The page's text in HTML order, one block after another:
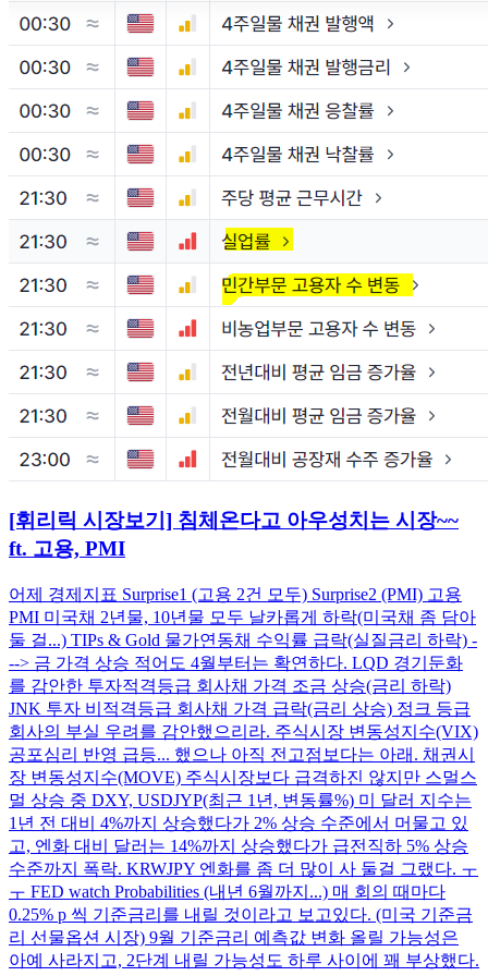
[휘리릭 시장보기] 침체온다고 아우성치는 시장~~
ft. 고용, PMI
어제 경제지표 Surprise1 (고용 2건 모두) Surprise2 (PMI) 고용
PMI 미국채 2년물, 10년물 모두 날카롭게 하락(미국채 좀 담아
둘 걸...) TIPs & Gold 물가연동채 수익률 급락(실질금리 하락) -
--> 금 가격 상승 적어도 4월부터는 확연하다. LQD 경기둔화
를 감안한 투자적격등급 회사채 가격 조금 상승(금리 하락)
JNK 투자 비적격등급 회사채 가격 급락(금리 상승) 정크 등급
회사의 부실 우려를 감안했으리라. 주식시장 변동성지수(VIX)
공포심리 반영 급등... 했으나 아직 전고점보다는 아래. 채권시
장 변동성지수(MOVE) 주식시장보다 급격하진 않지만 스멀스
멀 상승 중 DXY, USDJYP(최근 1년, 변동률%) 미 달러 지수는
1년 전 대비 4%까지 상승했다가 2% 상승 수준에서 머물고 있
고, 엔화 대비 달러는 14%까지 상승했다가 급전직하 5% 상승
수준까지 폭락. KRWJPY 엔화를 좀 더 많이 사 둘걸 그랬다. ㅜ
ㅜ FED watch Probabilities (내년 6월까지...) 매 회의 때마다
0.25% p 씩 기준금리를 내릴 것이라고 보고있다. (미국 기준금
리 선물옵션 시장) 9월 기준금리 예측값 변화 올릴 가능성은
아예 사라지고, 2단계 내릴 가능성도 하루 사이에 꽤 부상했다.